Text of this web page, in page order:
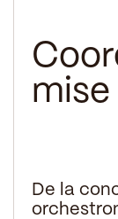
De la